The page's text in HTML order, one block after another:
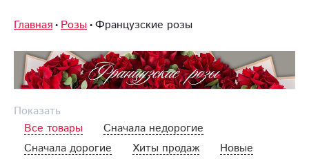
Главная Розы Французские розы
Показать
Все товары
Сначала недорогие
Сначала дорогие
Хиты продаж
Новые